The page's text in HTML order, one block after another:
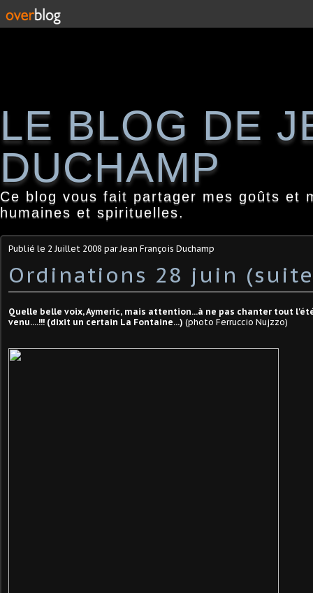
LE BLOG DE
DUCHAMP
Ce blog vous fait partager mes goûts et
humaines et spirituelles.
Publié le 2 Juillet 2008 par Jean François Duchamp
Ordinations 28 juin
Quelle belle voix, Aymeric, mais attention...à ne pas chanter tout
venu....!!! (dixit un certain La Fontaine...) (photo Ferruccio Nujzzo)